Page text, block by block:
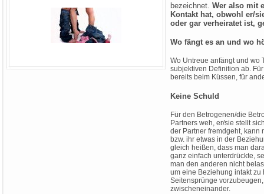
bezeichnet. Wer also mit
Kontakt hat, obwohl er/
oder gar verheiratet ist,
Wo fängt es an und wo
Wo Untreue anfängt und wo
subjektiven Definition ab.
bereits beim Küssen, für
Keine Schuld
Für den Betrogenen/die
Partners weh, er/sie stellt
der Partner fremdgeht, kann
bzw. ihr etwas in der
gleich heißen, dass man
ganz einfach unterdrückte,
man den anderen nicht
um eine Beziehung intakt
Seitensprünge
zwischeneinander.